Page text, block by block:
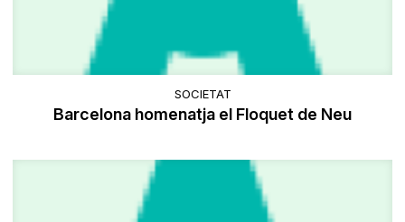
SOCIETAT
Barcelona homenatja el Floquet de Neu